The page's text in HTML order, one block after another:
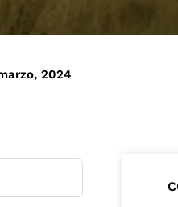
2024